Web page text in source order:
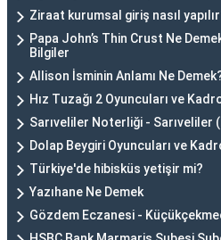
Ziraat kurumsal giriş nasıl
Papa John’s Thin Crust Ne
Bilgiler
Allison İsminin Anlamı Ne
Hız Tuzağı 2 Oyuncuları ve
Sarıveliler Noterliği - Sarıveliler
Dolap Beygiri Oyuncuları ve
Türkiye'de hibisküs yetişir mi?
Yazıhane Ne Demek
Gözdem Eczanesi -